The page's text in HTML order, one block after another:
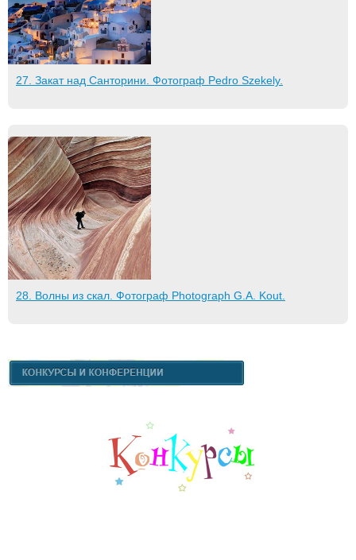
27. Закат над Санторини. Фотограф Pedro Szekely.
28. Волны из скал. Фотограф Photograph G.A. Kout.